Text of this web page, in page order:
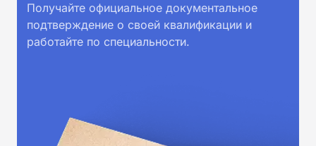
Получайте официальное документальное
подтверждение о своей квалификации и
работайте по специальности.